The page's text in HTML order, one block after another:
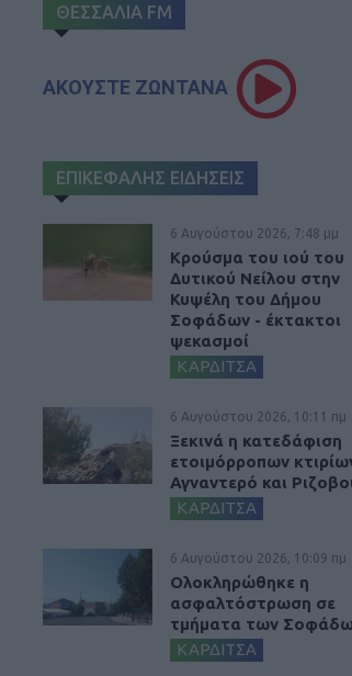
ΘΕΣΣΑΛΙΑ FM
ΑΚΟΥΣΤΕ ΖΩΝΤΑΝΑ
ΕΠΙΚΕΦΑΛΗΣ ΕΙΔΗΣΕΙΣ
6 Αυγούστου 2026, 7:48 μμ
Κρούσμα του ιού του
Δυτικού Νείλου στην
Κυψέλη του Δήμου
Σοφάδων - έκτακτοι
ψεκασμοί
ΚΑΡΔΙΤΣΑ
6 Αυγούστου 2026, 10:11 πμ
Ξεκινά η κατεδάφιση
ετοιμόρροπων
Αγναντερό και
ΚΑΡΔΙΤΣΑ
6 Αυγούστου 2026, 10:09 πμ
Ολοκληρώθηκε η
ασφαλτόστρωση σε
τμήματα των
ΚΑΡΔΙΤΣΑ